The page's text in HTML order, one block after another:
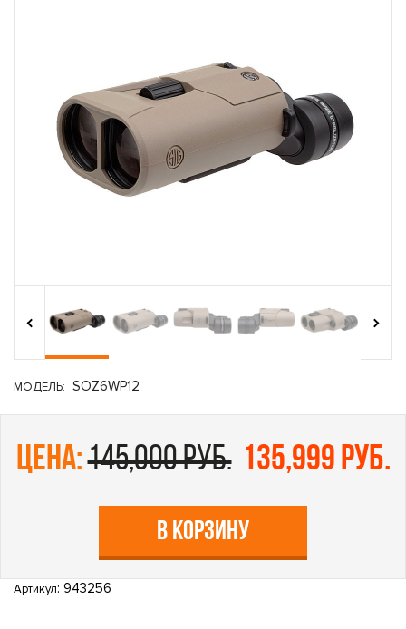
‹
›
МОДЕЛЬ: SOZ6WP12
цена:145,000 руб. 135,999 руб.
В КОРЗИНУ
Артикул: 943256